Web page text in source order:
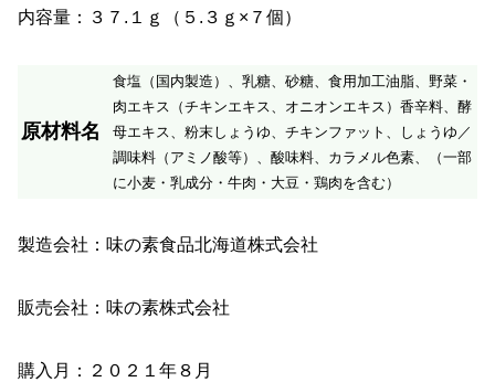
内容量：３７.１ｇ（５.３ｇ×７個）
原材料名
食塩（国内製造）、乳糖、砂糖、食用加工油脂、野菜・
肉エキス（チキンエキス、オニオンエキス）香辛料、酵
母エキス、粉末しょうゆ、チキンファット、しょうゆ／
調味料（アミノ酸等）、酸味料、カラメル色素、（一部
に小麦・乳成分・牛肉・大豆・鶏肉を含む）
製造会社：味の素食品北海道株式会社
販売会社：味の素株式会社
購入月：２０２１年８月